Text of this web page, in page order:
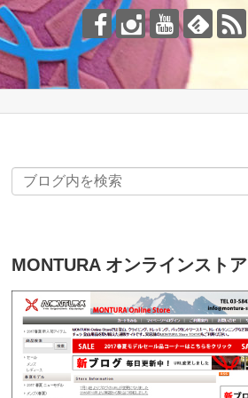
MONTURA オンラインストア